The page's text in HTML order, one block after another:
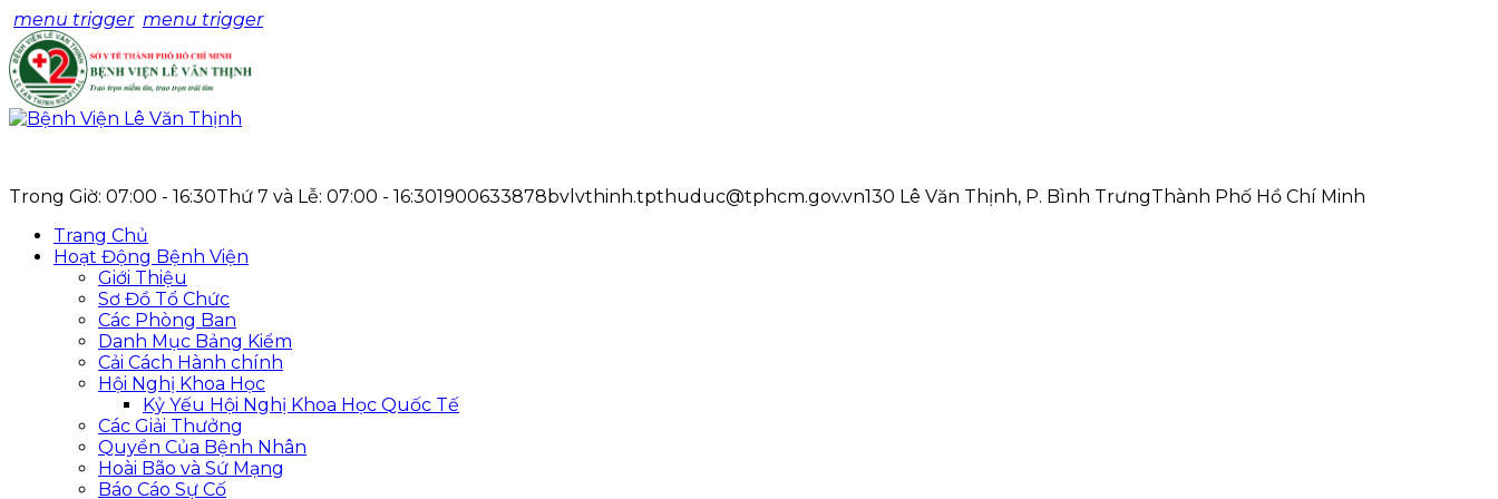
menu trigger menu trigger
Trong Giờ: 07:00 - 16:30Thứ 7 và Lễ: 07:00 - 16:301900633878bvlvthinh.tpthuduc@tphcm.gov.vn130 Lê Văn Thịnh, P. Bình TrưngThành Phố Hồ Chí Minh
Trang Chủ
Hoạt Động Bệnh Viện
Giới Thiệu
Sơ Đồ Tổ Chức
Các Phòng Ban
Danh Mục Bảng Kiểm
Cải Cách Hành chính
Hội Nghị Khoa Học
Kỷ Yếu Hội Nghị Khoa Học Quốc Tế
Các Giải Thưởng
Quyền Của Bệnh Nhân
Hoài Bão và Sứ Mạng
Báo Cáo Sự Cố